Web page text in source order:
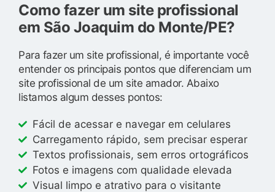
Como fazer um site profissional
em São Joaquim do Monte/PE?
Para fazer um site profissional, é importante você
entender os principais pontos que diferenciam um
site profissional de um site amador. Abaixo
listamos algum desses pontos:
Fácil de acessar e navegar em celulares
Carregamento rápido, sem precisar esperar
Textos profissionais, sem erros ortográficos
Fotos e imagens com qualidade elevada
Visual limpo e atrativo para o visitante